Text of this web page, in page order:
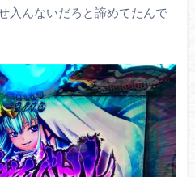
入んないだろと諦めてたんで